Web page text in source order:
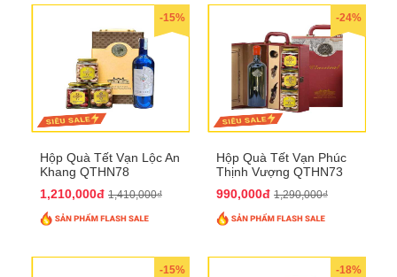
-15%
Hộp Quà Tết Vạn Lộc An
Khang QTHN78
1,210,000đ 1,410,000₫
-24%
Hộp Quà Tết Vạn Phúc
Thịnh Vượng QTHN73
990,000đ 1,290,000₫
-15% -18%